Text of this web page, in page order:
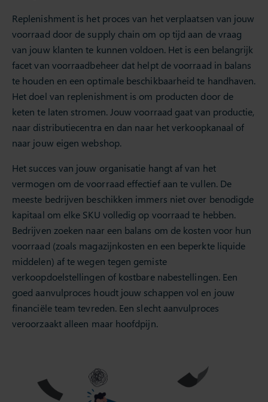
Replenishment is het proces van het verplaatsen van jouw
voorraad door de supply chain om op tijd aan de vraag
van jouw klanten te kunnen voldoen. Het is een belangrijk
facet van voorraadbeheer dat helpt de voorraad in balans
te houden en een optimale beschikbaarheid te handhaven.
Het doel van replenishment is om producten door de
keten te laten stromen. Jouw voorraad gaat van productie,
naar distributiecentra en dan naar het verkoopkanaal of
naar jouw eigen webshop.
Het succes van jouw organisatie hangt af van het
vermogen om de voorraad effectief aan te vullen. De
meeste bedrijven beschikken immers niet over benodigde
kapitaal om elke SKU volledig op voorraad te hebben.
Bedrijven zoeken naar een balans om de kosten voor hun
voorraad (zoals magazijnkosten en een beperkte liquide
middelen) af te wegen tegen gemiste
verkoopdoelstellingen of kostbare nabestellingen. Een
goed aanvulproces houdt jouw schappen vol en jouw
financiële team tevreden. Een slecht aanvulproces
veroorzaakt alleen maar hoofdpijn.